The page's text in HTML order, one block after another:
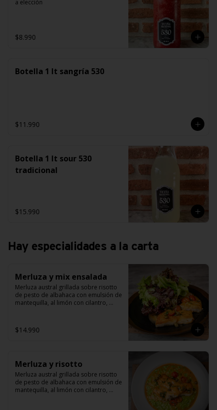
a elección
$8.990
Botella 1 lt sangría 530
$11.990
Botella 1 lt sour 530
tradicional
$15.990
Hay especialidades a la carta
Merluza y mix ensalada
Merluza austral grillada sobre risotto
de pesto de albahaca con emulsión de
mantequilla, al limón con cilantro,
$14.990
Merluza y risotto
Merluza austral grillada sobre risotto
de pesto de albahaca con emulsión de
mantequilla, al limón con cilantro,